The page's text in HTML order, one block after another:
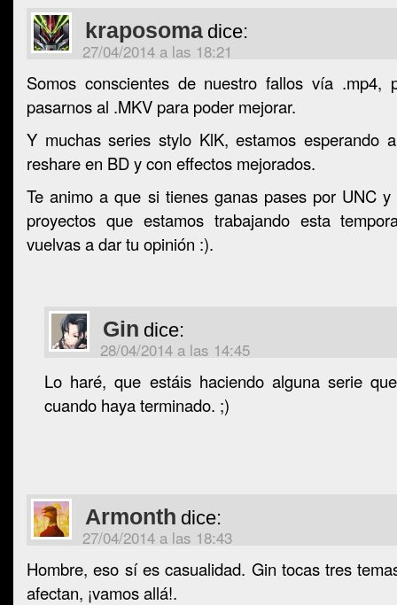
kraposoma dice:
27/04/2014 a las 18:21
Somos conscientes de nuestro fallos vía .mp4,
pasarnos al .MKV para poder mejorar.
Y muchas series stylo KlK, estamos esperando
reshare en BD y con effectos mejorados.
Te animo a que si tienes ganas pases por UNC
proyectos que estamos trabajando esta
vuelvas a dar tu opinión :).
Gin dice:
28/04/2014 a las 14:45
Lo haré, que estáis haciendo alguna serie
cuando haya terminado. ;)
Armonth dice:
27/04/2014 a las 18:43
Hombre, eso sí es casualidad. Gin tocas tres
afectan, ¡vamos allá!.